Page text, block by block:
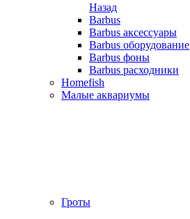
Назад
Barbus
Barbus аксессуары
Barbus оборудование
Barbus фоны
Barbus расходники
Homefish
Малые аквариумы
Гроты